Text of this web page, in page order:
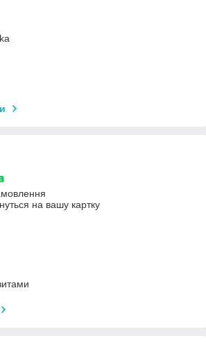
на вашу картку